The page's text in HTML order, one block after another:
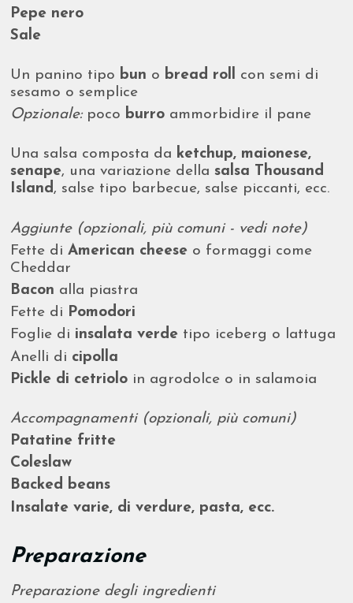
Pepe nero
Sale
Un panino tipo bun o bread roll con semi di
sesamo o semplice
Opzionale:poco burro ammorbidire il pane
Una salsa composta da ketchup, maionese,
senape, una variazione dellasalsa Thousand
Island, salse tipo barbecue, salse piccanti, ecc.
Aggiunte (opzionali, più comuni - vedi note)
Fette diAmerican cheese o formaggi come
Cheddar
Bacon alla piastra
Fette di Pomodori
Foglie di insalata verde tipo iceberg o lattuga
Anelli di cipolla
Pickle di cetriolo in agrodolce o in salamoia
Accompagnamenti (opzionali, più comuni)
Patatine fritte
Coleslaw
Backed beans
Insalate varie, di verdure, pasta, ecc.
Preparazione
Preparazione degli ingredienti